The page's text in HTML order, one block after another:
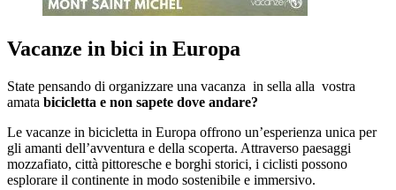
Vacanze in bici in Europa
State pensando di organizzare una vacanza in sella alla vostra
amata bicicletta e non sapete dove andare?
Le vacanze in bicicletta in Europa offrono un’esperienza unica per
gli amanti dell’avventura e della scoperta. Attraverso paesaggi
mozzafiato, città pittoresche e borghi storici, i ciclisti possono
esplorare il continente in modo sostenibile e immersivo.